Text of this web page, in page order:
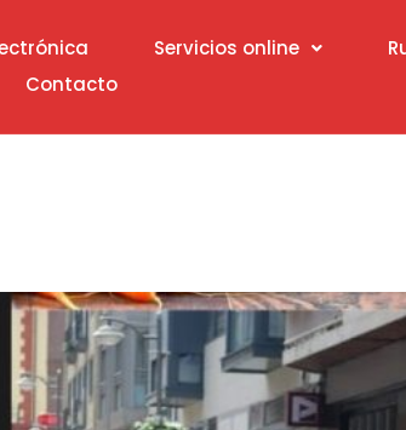
Servicios online
Contacto